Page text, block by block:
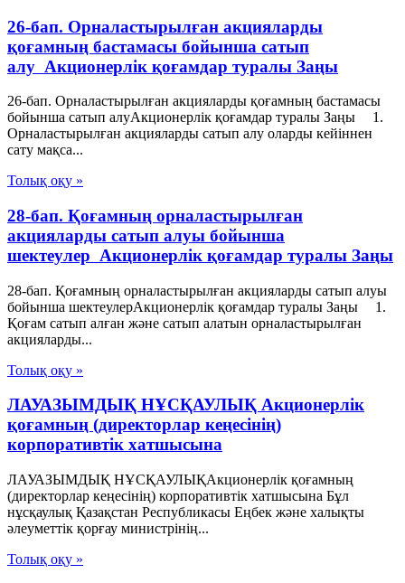
26-бап. Орналастырылған акцияларды
қоғамның бастамасы бойынша сатып
алу Акционерлік қоғамдар туралы Заңы
26-бап. Орналастырылған акцияларды қоғамның бастамасы
бойынша сатып алуАкционерлік қоғамдар туралы Заңы 1.
Орналастырылған акцияларды сатып алу оларды кейіннен
сату мақса...
Толық оқу »
28-бап. Қоғамның орналастырылған
акцияларды сатып алуы бойынша
шектеулер Акционерлік қоғамдар туралы Заңы
28-бап. Қоғамның орналастырылған акцияларды сатып алуы
бойынша шектеулерАкционерлік қоғамдар туралы Заңы 1.
Қоғам сатып алған және сатып алатын орналастырылған
акцияларды...
Толық оқу »
ЛАУАЗЫМДЫҚ НҰСҚАУЛЫҚ Акционерлік
қоғамның (директорлар кеңесінің)
корпоративтік хатшысына
ЛАУАЗЫМДЫҚ НҰСҚАУЛЫҚАкционерлік қоғамның
(директорлар кеңесінің) корпоративтік хатшысына Бұл
нұсқаулық Қазақстан Республикасы Еңбек және халықты
әлеуметтік қорғау министрінің...
Толық оқу »